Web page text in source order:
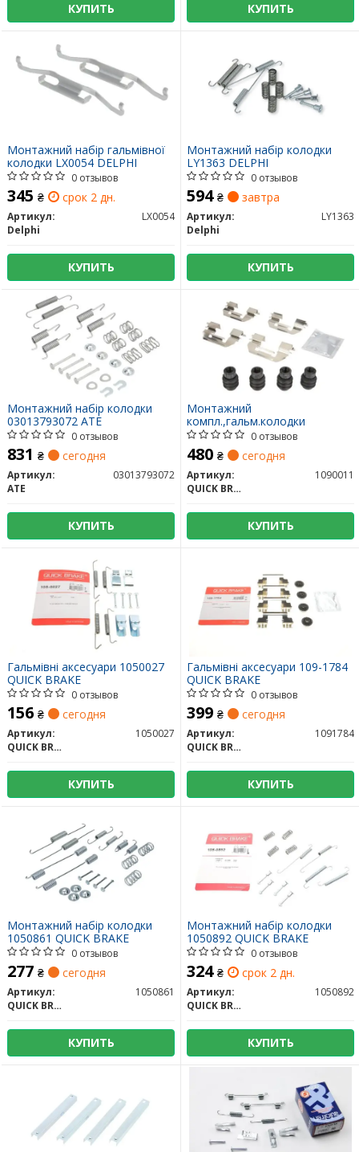
КУПИТЬ КУПИТЬ
Монтажний набір гальмівної
колодки LX0054 DELPHI
0 отзывов
345 ₴ срок 2 дн.
Артикул:
LX0054
Delphi
КУПИТЬ
Монтажний набір колодки
LY1363 DELPHI
0 отзывов
594 ₴ завтра
Артикул:
LY1363
Delphi
КУПИТЬ
Монтажний набір колодки
03013793072 ATE
0 отзывов
831 ₴ сегодня
Артикул:
03013793072
ATE
КУПИТЬ
Монтажний
компл.,гальм.колодки
0 отзывов
480 ₴ сегодня
Артикул:
1090011
QUICK BRAKE
КУПИТЬ
Гальмівні аксесуари 1050027
QUICK BRAKE
0 отзывов
156 ₴ сегодня
Артикул:
1050027
QUICK BRAKE
КУПИТЬ
Гальмівні аксесуари 109-1784
QUICK BRAKE
0 отзывов
399 ₴ сегодня
Артикул:
1091784
QUICK BRAKE
КУПИТЬ
Монтажний набір колодки
1050861 QUICK BRAKE
0 отзывов
277 ₴ сегодня
Артикул:
1050861
QUICK BRAKE
КУПИТЬ
Монтажний набір колодки
1050892 QUICK BRAKE
0 отзывов
324 ₴ срок 2 дн.
Артикул:
1050892
QUICK BRAKE
КУПИТЬ